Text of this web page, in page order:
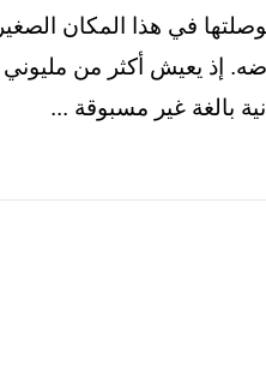
في هذا المكان الصغير
إذ يعيش أكثر من مليوني
بالغة غير مسبوقة ...